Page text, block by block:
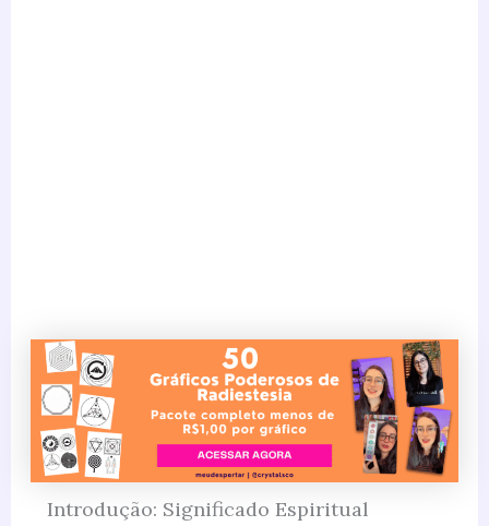
Introdução: Significado Espiritual